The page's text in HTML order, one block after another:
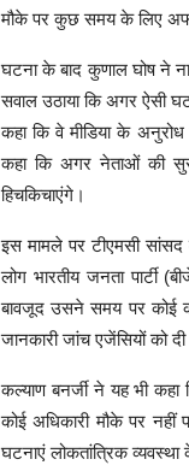
मौके पर कुछ समय के लिए
घटना के बाद कुणाल घोष ने
सवाल उठाया कि अगर ऐसी
कहा कि वे मीडिया के
कहा कि अगर नेताओं की
हिचकिचाएंगे।
इस मामले पर टीएमसी सांसद
लोग भारतीय जनता पार्टी
बावजूद उसने समय पर कोई
जानकारी जांच एजेंसियों को
कल्याण बनर्जी ने यह भी
कोई अधिकारी मौके पर नहीं
घटनाएं लोकतांत्रिक